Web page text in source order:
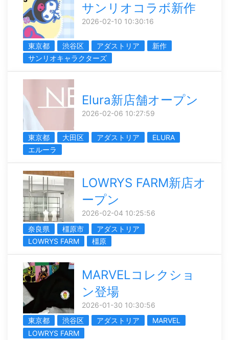
サンリオコラボ新作
2026-02-10 10:30:16
東京都 渋谷区 アダストリア
新作
サンリオキャラクターズ
Elura新店舗オープン
2026-02-06 10:27:59
東京都 大田区 アダストリア
ELURA
エルーラ
LOWRYS FARM新店オ
ープン
2026-02-04 10:25:56
奈良県
橿原市
アダストリア
LOWRYS FARM
橿原
MARVELコレクショ
ン登場
2026-01-30 10:30:56
東京都
渋谷区 アダストリア
MARVEL
LOWRYS FARM